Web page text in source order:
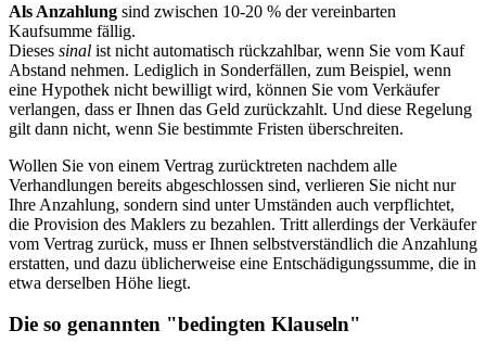
Als Anzahlung sind zwischen 10-20 % der vereinbarten
Kaufsumme fällig.
Dieses sinal ist nicht automatisch rückzahlbar, wenn Sie vom Kauf
Abstand nehmen. Lediglich in Sonderfällen, zum Beispiel, wenn
eine Hypothek nicht bewilligt wird, können Sie vom Verkäufer
verlangen, dass er Ihnen das Geld zurückzahlt. Und diese Regelung
gilt dann nicht, wenn Sie bestimmte Fristen überschreiten.
Wollen Sie von einem Vertrag zurücktreten nachdem alle
Verhandlungen bereits abgeschlossen sind, verlieren Sie nicht nur
Ihre Anzahlung, sondern sind unter Umständen auch verpflichtet,
die Provision des Maklers zu bezahlen. Tritt allerdings der Verkäufer
vom Vertrag zurück, muss er Ihnen selbstverständlich die Anzahlung
erstatten, und dazu üblicherweise eine Entschädigungssumme, die in
etwa derselben Höhe liegt.
Die so genannten "bedingten Klauseln"